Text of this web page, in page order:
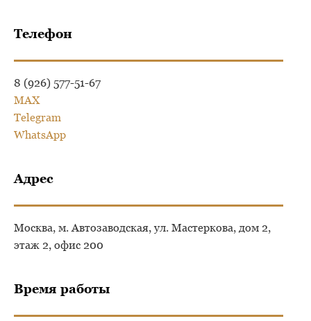
Телефон
8 (926) 577-51-67
MAX
Telegram
WhatsApp
Адрес
Москва, м. Автозаводская, ул. Мастеркова, дом 2,
этаж 2, офис 200
Время работы